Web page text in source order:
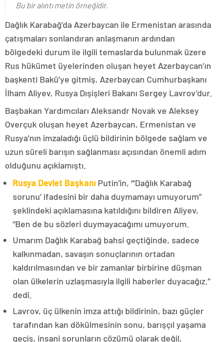
Bu bir alıntı metin örneğidir.
Dağlık Karabağ’da Azerbaycan ile Ermenistan arasında
çatışmaları sonlandıran anlaşmanın ardından
bölgedeki durum ile ilgili temaslarda bulunmak üzere
Rus hükümet üyelerinden oluşan heyet Azerbaycan’ın
başkenti Bakü’ye gitmiş, Azerbaycan Cumhurbaşkanı
İlham Aliyev, Rusya Dışişleri Bakanı Sergey Lavrov’dur.
Başbakan Yardımcıları Aleksandr Novak ve Aleksey
Overçuk oluşan heyet Azerbaycan, Ermenistan ve
Rusya’nın imzaladığı üçlü bildirinin bölgede sağlam ve
uzun süreli barışın sağlanması açısından önemli adım
olduğunu açıklamıştı.
Rusya Devlet Başkanı Putin’in, “‘Dağlık Karabağ
sorunu’ ifadesini bir daha duymamayı umuyorum”
şeklindeki açıklamasına katıldığını bildiren Aliyev,
“Ben de bu sözleri duymayacağımı umuyorum.
Umarım Dağlık Karabağ bahsi geçtiğinde, sadece
kalkınmadan, savaşın sonuçlarının ortadan
kaldırılmasından ve bir zamanlar birbirine düşman
olan ülkelerin uzlaşmasıyla ilgili haberler duyacağız.”
dedi.
Lavrov, üç ülkenin imza attığı bildirinin, bazı güçler
tarafından kan dökülmesinin sonu, barışçıl yaşama
geçiş, insani sorunların çözümü olarak değil,